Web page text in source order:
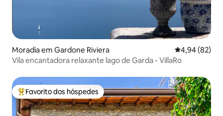
Moradia em Gardone Riviera Classificação
4,94 (82)
Vila encantadora relaxante lago de Garda - VillaRo
Favoritos dos hóspedes mais apreciados
Favorito dos hóspedes